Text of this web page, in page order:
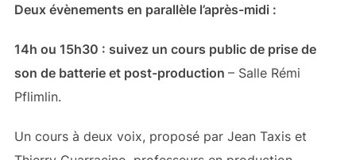
Deux évènements en parallèle l’après-midi :
14h ou 15h30 : suivez un cours public de prise de
son de batterie et post-production – Salle Rémi
Pflimlin.
Un cours à deux voix, proposé par Jean Taxis et